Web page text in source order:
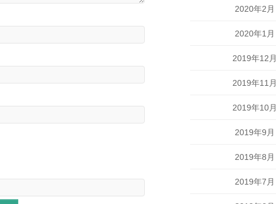
2020年2月
2020年1月
2019年12月
2019年11月
2019年10月
2019年9月
2019年8月
2019年7月